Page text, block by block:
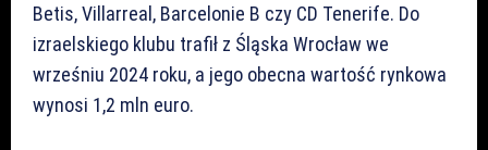
Betis, Villarreal, Barcelonie B czy CD Tenerife. Do
izraelskiego klubu trafił z Śląska Wrocław we
wrześniu 2024 roku, a jego obecna wartość rynkowa
wynosi 1,2 mln euro.